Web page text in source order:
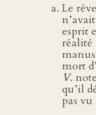
Le
esprit
réalité
mort
V. note
qu’il
pas